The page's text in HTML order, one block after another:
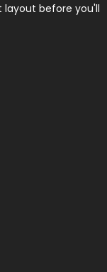
layout before you'll